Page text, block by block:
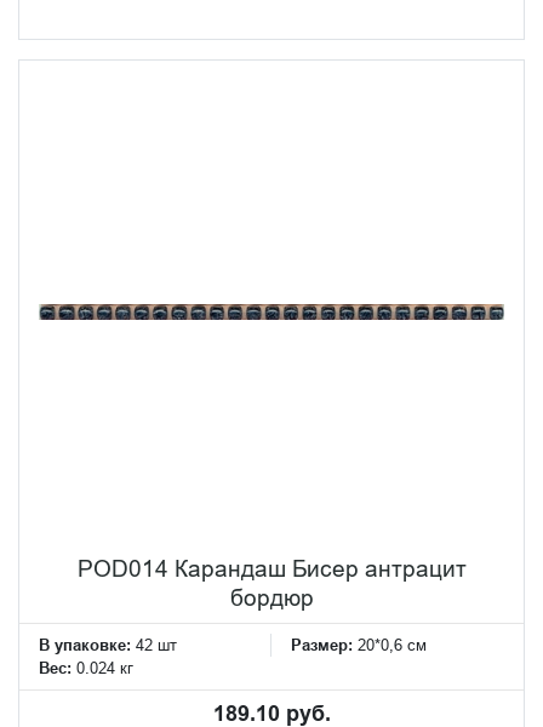
POD014 Карандаш Бисер антрацит
бордюр
В упаковке: 42 шт Размер: 20*0,6 см
Вес: 0.024 кг
189.10 руб.